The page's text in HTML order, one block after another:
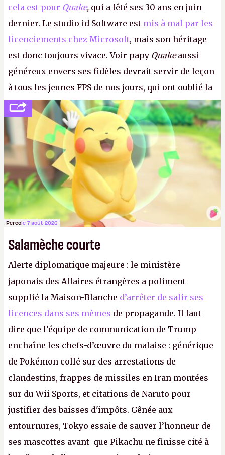
cela est pour Quake, qui a fêté ses 30 ans en juin
dernier. Le studio id Software est mis à mal par les
licenciements chez Microsoft, mais son héritage
est donc toujours vivace. Voir papy Quakeaussi
généreux envers ses fidèles devrait servir de leçon
à tous les jeunes FPS de nos jours, qui ont oublié la
politesse et le respect envers leurs joueurs et les
anciens. Il leur faudrait une bonne guerre des
consoles à ces petits cons !
Percole 7 août 2026
Salamèche courte
Alerte diplomatique majeure : le ministère
japonais des Affaires étrangères a poliment
supplié la Maison-Blanche d’arrêter de salir ses
licences dans ses mèmes de propagande. Il faut
dire que l’équipe de communication de Trump
enchaîne les chefs-d’œuvre du malaise : générique
de Pokémon collé sur des arrestations de
clandestins, frappes de missiles en Iran montées
sur du Wii Sports, et citations de Naruto pour
justifier des baisses d'impôts. Gênée aux
entournures, Tokyo essaie de sauver l’honneur de
ses mascottes avant que Pikachu ne finisse cité à